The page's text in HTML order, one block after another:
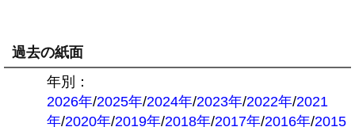
過去の紙面
年別：
2026年/2025年/2024年/2023年/2022年/2021
年/2020年/2019年/2018年/2017年/2016年/2015